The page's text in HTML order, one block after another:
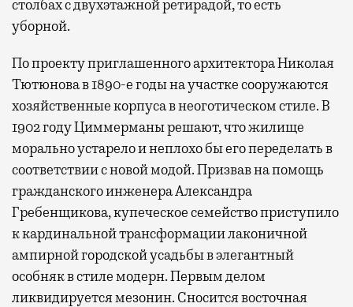
столбах с двухэтажной ретирадой, то есть
уборной.
По проекту приглашенного архитектора Николая
Тютюнова в 1890-е годы на участке сооружаются
хозяйственные корпуса в неоготическом стиле. В
1902 году Циммерманы решают, что жилище
морально устарело и неплохо бы его переделать в
соответствии с новой модой. Призвав на помощь
гражданского инженера Александра
Гребенщикова, купеческое семейство приступило
к кардинальной трансформации лаконичной
ампирной городской усадьбы в элегантный
особняк в стиле модерн. Первым делом
ликвидируется мезонин. Сносится восточная